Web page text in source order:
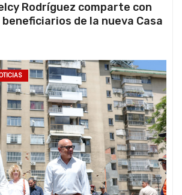
Rodríguez comparte con
de la nueva Casa
“La Primavera” en Caracas